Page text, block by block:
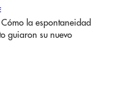
la espontaneidad
guiaron su nuevo